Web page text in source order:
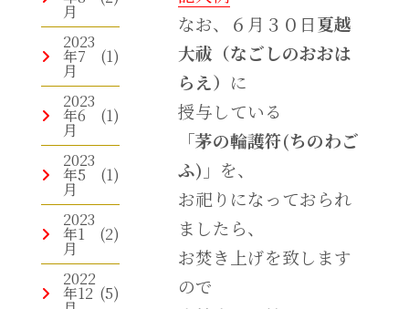
月
2023
年7
月
(1)
2023
年6
月
(1)
2023
年5
月
(1)
2023
年1
月
(2)
2022
年12 (5)
なお、６月３０日夏越
大祓（なごしのおおは
らえ） に
授与している
「茅の輪護符(ちのわご
ふ) 」を、
お祀りになっておられ
ましたら、
お焚き上げを致します
ので